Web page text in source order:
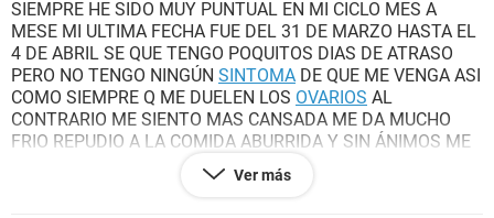
SEXUALIDAD
GLOSARIO
SIEMPRE HE SIDO MUY PUNTUAL EN MI CICLO MES A
MESE MI ULTIMA FECHA FUE DEL 31 DE MARZO HASTA EL
4 DE ABRIL SE QUE TENGO POQUITOS DIAS DE ATRASO
PERO NO TENGO NINGÚN SINTOMA DE QUE ME VENGA ASI
COMO SIEMPRE Q ME DUELEN LOS OVARIOS AL
CONTRARIO ME SIENTO MAS CANSADA ME DA MUCHO
FRIO REPUDIO A LA COMIDA ABURRIDA Y SIN ÁNIMOS ME
HICE DOS PRUEBAS CASERAS DEEMBARAZO
POSITIVA Y OTRA NEGATIVA Y A PARTE DE ESTO AHY
Ver más